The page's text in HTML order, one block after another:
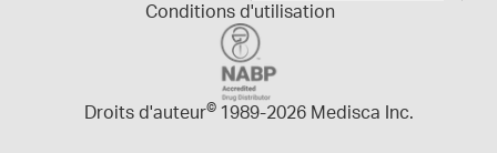
Droits d'auteur© 1989-2026 Medisca Inc.
Conditions d'utilisation